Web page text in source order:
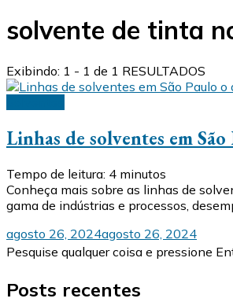
solvente de tinta
Exibindo: 1 - 1 de 1 RESULTADOS
Linhas de solventes em
Tempo de leitura: 4 minutos
Conheça mais sobre as linhas de
gama de indústrias e processos,
agosto 26, 2024agosto 26, 2024
Procurando
algo?
Pesquise qualquer coisa e pressione
Posts recentes